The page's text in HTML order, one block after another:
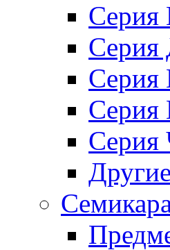
Серия
Серия
Серия
Серия
Серия